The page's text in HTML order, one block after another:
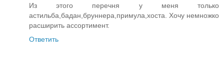
Из этого перечня у меня только
астильба,бадан,бруннера,примула,хоста. Хочу немножко
расширить ассортимент.
Ответить